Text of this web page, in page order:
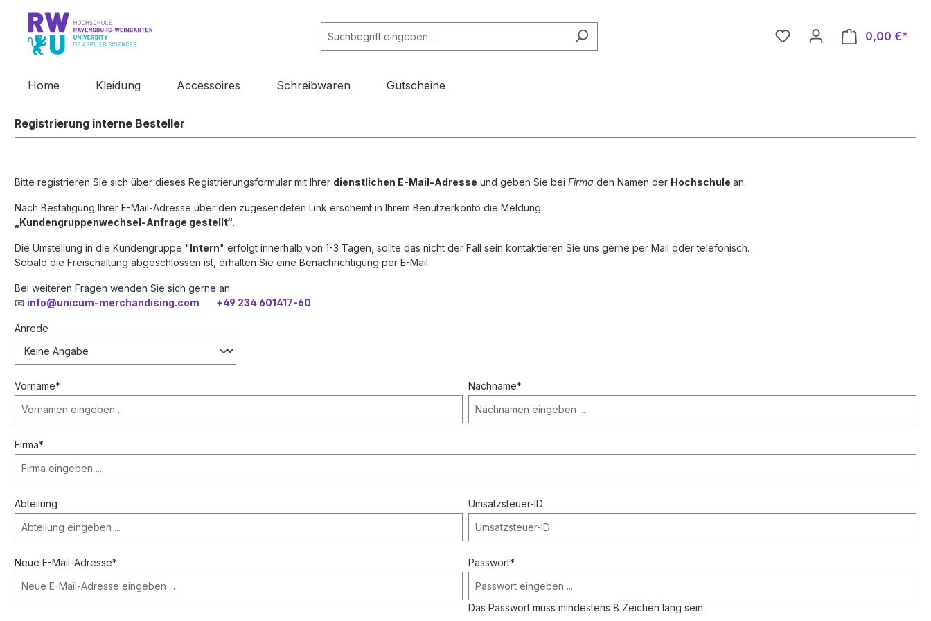
Zur Hauptnavigation springen
0,00 €*
Home Kleidung Accessoires Schreibwaren Gutscheine
Registrierung interne Besteller
Bitte registrieren Sie sich über dieses Registrierungsformular mit Ihrer dienstlichen E-Mail-Adresse und geben Sie bei Firma den Namen der Hochschule an.
Nach Bestätigung Ihrer E-Mail-Adresse über den zugesendeten Link erscheint in Ihrem Benutzerkonto die Meldung:
„Kundengruppenwechsel-Anfrage gestellt“.
Die Umstellung in die Kundengruppe "Intern" erfolgt innerhalb von 1-3 Tagen, sollte das nicht der Fall sein kontaktieren Sie uns gerne per Mail oder telefonisch.
Sobald die Freischaltung abgeschlossen ist, erhalten Sie eine Benachrichtigung per E-Mail.
Bei weiteren Fragen wenden Sie sich gerne an:
📧 info@unicum-merchandising.com +49 234 601417-60
Persönliche Informationen
Anrede
Vorname* Nachname*
Firma*
Abteilung Umsatzsteuer-ID
Neue E-Mail-Adresse* Passwort*
Das Passwort muss mindestens 8 Zeichen lang sein.